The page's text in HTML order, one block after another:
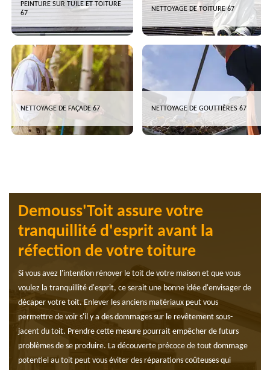
PEINTURE SUR TUILE ET TOITURE
67
NETTOYAGE DE TOITURE 67
NETTOYAGE DE FAÇADE 67 NETTOYAGE DE GOUTTIÈRES 67
Demouss'Toit assure votre
tranquillité d'esprit avant la
réfection de votre toiture
Si vous avez l'intention rénover le toit de votre maison et que vous
voulez la tranquillité d'esprit, ce serait une bonne idée d'envisager de
décaper votre toit. Enlever les anciens matériaux peut vous
permettre de voir s'il y a des dommages sur le revêtement sous-
jacent du toit. Prendre cette mesure pourrait empêcher de futurs
problèmes de se produire. La découverte précoce de tout dommage
potentiel au toit peut vous éviter des réparations coûteuses qui